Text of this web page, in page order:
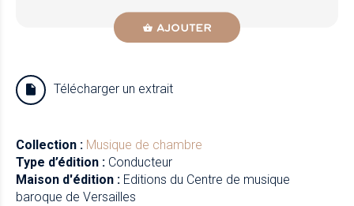
AJOUTER
Télécharger un extrait
Collection : Musique de chambre
Type d’édition : Conducteur
Maison d'édition : Editions du Centre de musique
baroque de Versailles